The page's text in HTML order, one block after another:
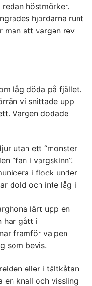
höstmörker.
hjordarna runt
man att vargen rev
låg döda på fjället.
vi snittade upp
Vargen dödade
utan ett “monster
“fan i vargskinn”.
i flock under
dold och inte låg i
lärt upp en
har gått i
framför valpen
som bevis.
eller i tältkåtan
en knall och vissling